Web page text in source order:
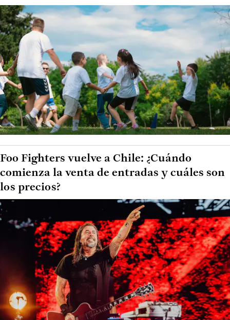
Foo Fighters vuelve a Chile: ¿Cuándo
comienza la venta de entradas y cuáles son
los precios?